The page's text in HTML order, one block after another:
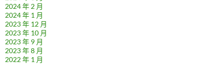
2024 年 2 月
2024 年 1 月
2023 年 12 月
2023 年 10 月
2023 年 9 月
2023 年 8 月
2022 年 1 月